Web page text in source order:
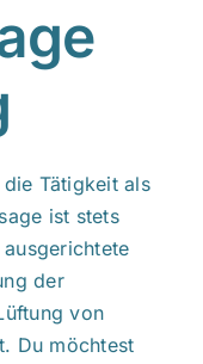
Tätigkeit als
ist stets
der
von
Du möchtest